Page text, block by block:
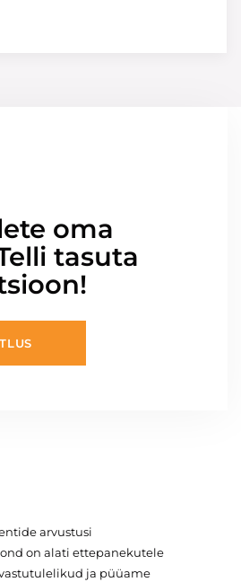
oma
tasuta
arvustusi
on alati ettepanekutele
ja püüame